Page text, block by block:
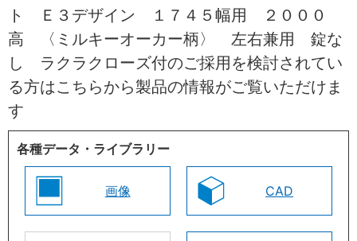
ト Ｅ３デザイン １７４５幅用 ２０００
高 〈ミルキーオーカー柄〉 左右兼用 錠な
し ラクラクローズ付のご採用を検討されてい
る方はこちらから製品の情報がご覧いただけま
す
各種データ・ライブラリー
画像 CAD